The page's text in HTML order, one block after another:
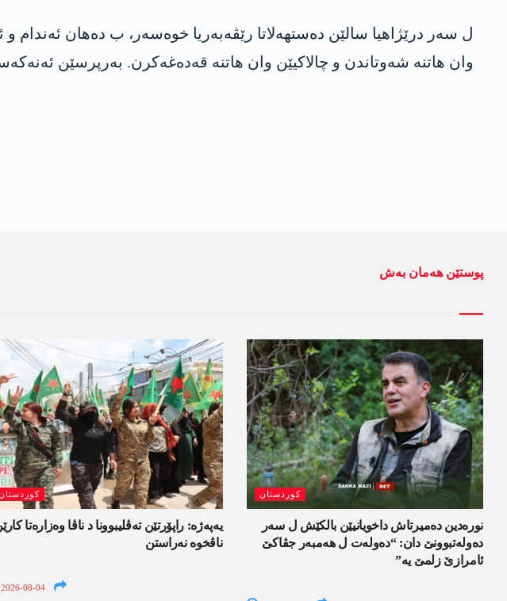
ل سەر درێژاھیا سالێن دەستھەلاتا رێڤەبەریا خوەسەر، ب دەھان ئەندام
وان ھاتنە شەوتاندن و چالاکیێن وان ھاتنە قەدەغەکرن. بەرپرسێن
پوستێن ھەمان بەش
یەپەژە: راپۆرتێن تەڤلیبوونا د ناڤا وەزارەتا
ناڤخوە نەراستن
2026-08-04
کوردستان
نورەدین دەمیرتاش داخویانیێن بالکێش ل سەر
دەولەتبوونێ دان: “دەولەت ل ھەمبەر جڤاکێ
ئامرازێ زلمێ یە”